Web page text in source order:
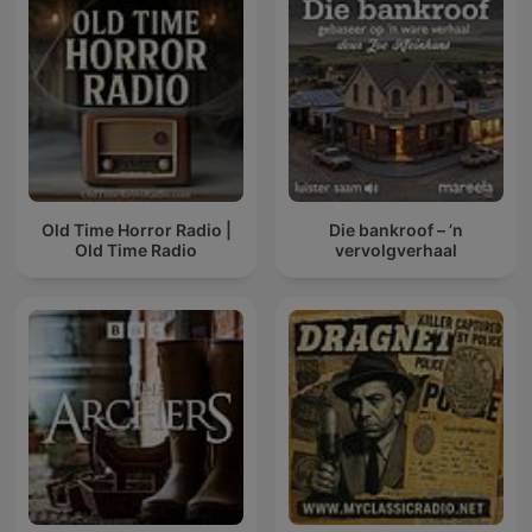
Old Time Horror Radio |
Old Time Radio
Die bankroof – ’n
vervolgverhaal